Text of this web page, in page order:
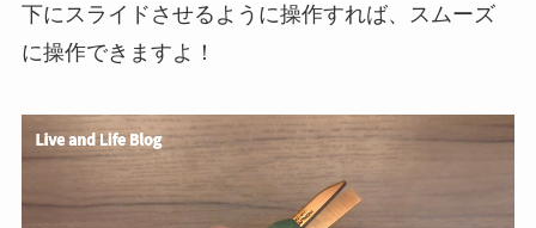
下にスライドさせるように操作すれば、スムーズ
に操作できますよ！